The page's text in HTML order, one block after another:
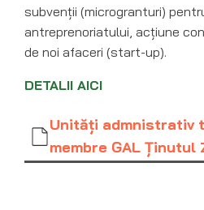
subvenții (microgranturi)
antreprenoriatului, acțiune
de noi afaceri (start-up).
DETALII AICI
Unităţi admnistrativ
membre GAL Ţinutul